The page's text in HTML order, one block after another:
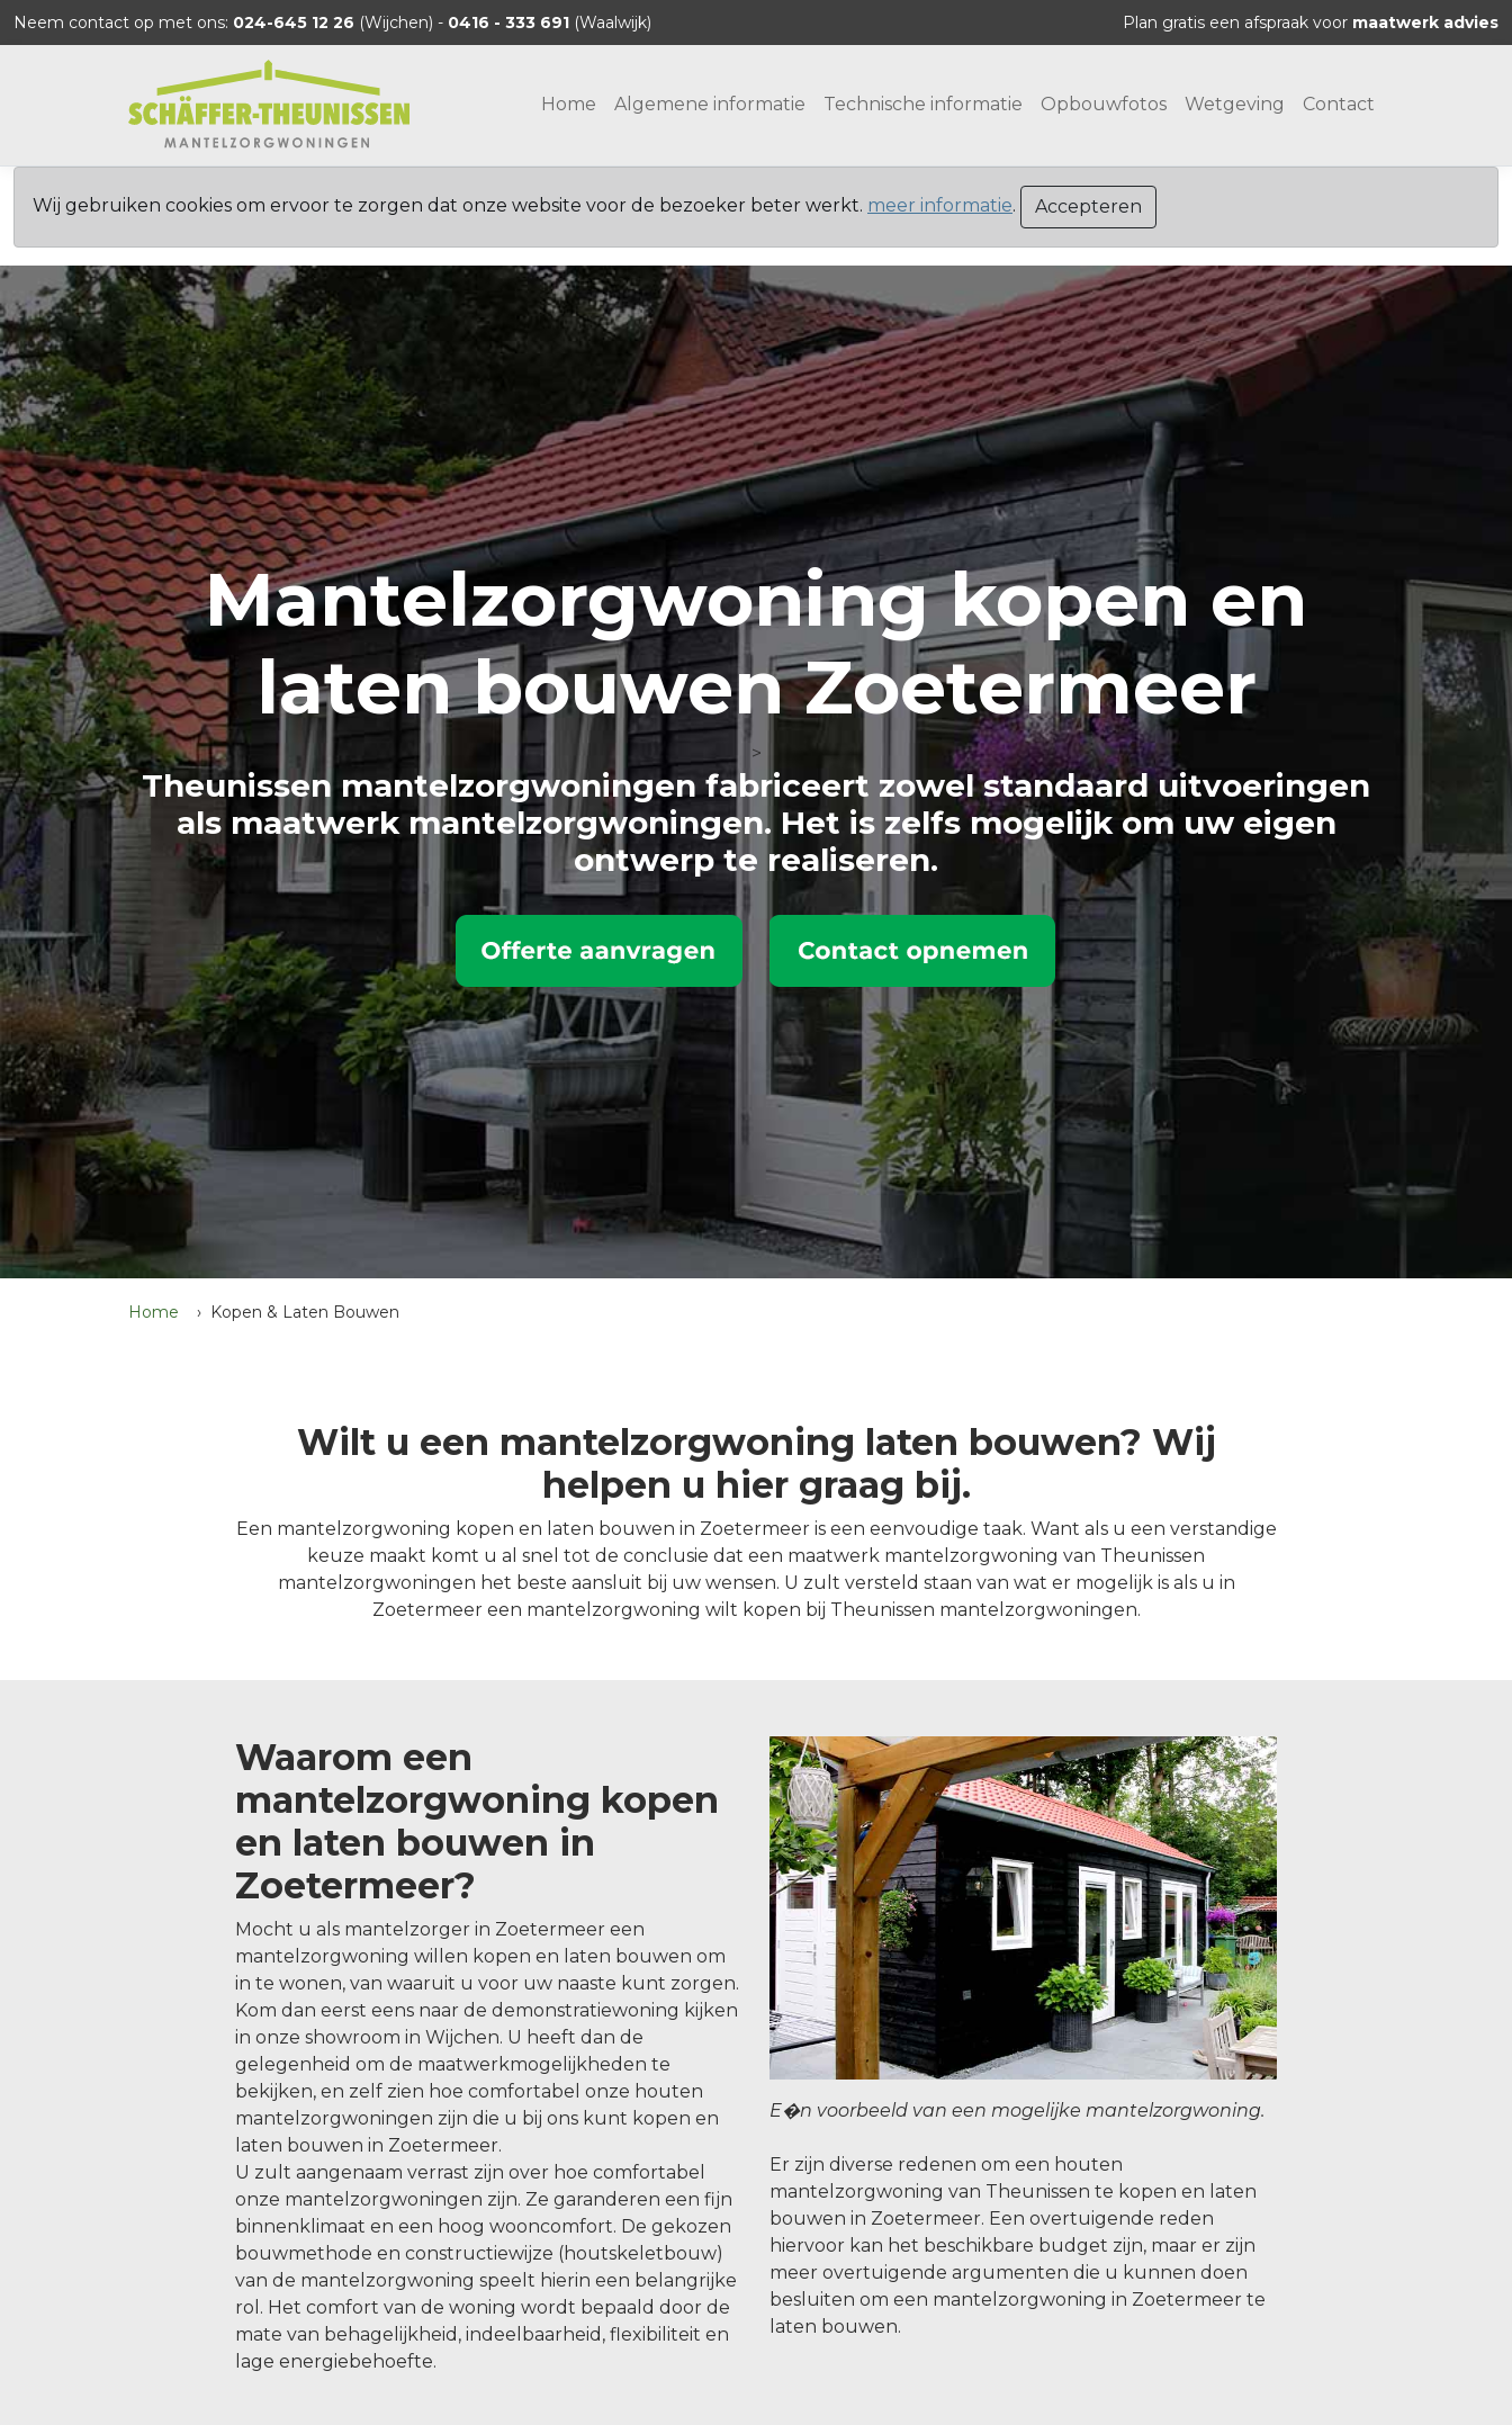
Neem contact op met ons: 024-645 12 26 (Wijchen) - 0416 - 333 691 (Waalwijk) Plan gratis een afspraak voor maatwerk advies
Home Algemene informatie Technische informatie Opbouwfotos Wetgeving Contact
Wij gebruiken cookies om ervoor te zorgen dat onze website voor de bezoeker beter werkt. meer informatie. Accepteren
Mantelzorgwoning kopen en
laten bouwen Zoetermeer
>
Theunissen mantelzorgwoningen fabriceert zowel standaard uitvoeringen
als maatwerk mantelzorgwoningen. Het is zelfs mogelijk om uw eigen
ontwerp te realiseren.
Home Kopen & Laten Bouwen
Wilt u een mantelzorgwoning laten bouwen? Wij
helpen u hier graag bij.
Een mantelzorgwoning kopen en laten bouwen in Zoetermeer is een eenvoudige taak. Want als u een verstandige
keuze maakt komt u al snel tot de conclusie dat een maatwerk mantelzorgwoning van Theunissen
mantelzorgwoningen het beste aansluit bij uw wensen. U zult versteld staan van wat er mogelijk is als u in
Zoetermeer een mantelzorgwoning wilt kopen bij Theunissen mantelzorgwoningen.
Waarom een
mantelzorgwoning kopen
en laten bouwen in
Zoetermeer?
Mocht u als mantelzorger in Zoetermeer een
mantelzorgwoning willen kopen en laten bouwen om
in te wonen, van waaruit u voor uw naaste kunt zorgen.
Kom dan eerst eens naar de demonstratiewoning kijken
in onze showroom in Wijchen. U heeft dan de
gelegenheid om de maatwerkmogelijkheden te
bekijken, en zelf zien hoe comfortabel onze houten
mantelzorgwoningen zijn die u bij ons kunt kopen en
laten bouwen in Zoetermeer.
U zult aangenaam verrast zijn over hoe comfortabel
onze mantelzorgwoningen zijn. Ze garanderen een fijn
binnenklimaat en een hoog wooncomfort. De gekozen
bouwmethode en constructiewijze (houtskeletbouw)
van de mantelzorgwoning speelt hierin een belangrijke
rol. Het comfort van de woning wordt bepaald door de
mate van behagelijkheid, indeelbaarheid, flexibiliteit en
lage energiebehoefte.
E�n voorbeeld van een mogelijke mantelzorgwoning.
Er zijn diverse redenen om een houten
mantelzorgwoning van Theunissen te kopen en laten
bouwen in Zoetermeer. Een overtuigende reden
hiervoor kan het beschikbare budget zijn, maar er zijn
meer overtuigende argumenten die u kunnen doen
besluiten om een mantelzorgwoning in Zoetermeer te
laten bouwen.